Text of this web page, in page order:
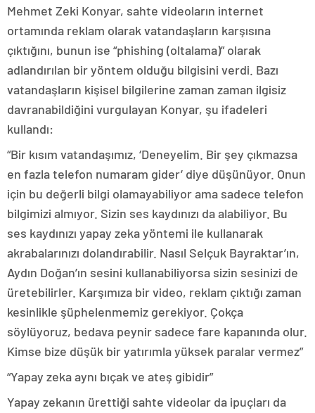
Mehmet Zeki Konyar, sahte videoların internet
ortamında reklam olarak vatandaşların karşısına
çıktığını, bunun ise “phishing (oltalama)” olarak
adlandırılan bir yöntem olduğu bilgisini verdi. Bazı
vatandaşların kişisel bilgilerine zaman zaman ilgisiz
davranabildiğini vurgulayan Konyar, şu ifadeleri
kullandı:
“Bir kısım vatandaşımız, ‘Deneyelim. Bir şey çıkmazsa
en fazla telefon numaram gider’ diye düşünüyor. Onun
için bu değerli bilgi olamayabiliyor ama sadece telefon
bilgimizi almıyor. Sizin ses kaydınızı da alabiliyor. Bu
ses kaydınızı yapay zeka yöntemi ile kullanarak
akrabalarınızı dolandırabilir. Nasıl Selçuk Bayraktar’ın,
Aydın Doğan’ın sesini kullanabiliyorsa sizin sesinizi de
üretebilirler. Karşımıza bir video, reklam çıktığı zaman
kesinlikle şüphelenmemiz gerekiyor. Çokça
söylüyoruz, bedava peynir sadece fare kapanında olur.
Kimse bize düşük bir yatırımla yüksek paralar vermez”
“Yapay zeka aynı bıçak ve ateş gibidir”
Yapay zekanın ürettiği sahte videolar da ipuçları da